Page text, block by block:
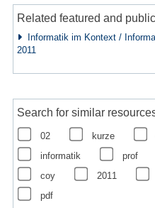
Related featured and
Informatik im Kontext /
2011
Search for similar
02 kurze
informatik
prof
coy
2011
pdf